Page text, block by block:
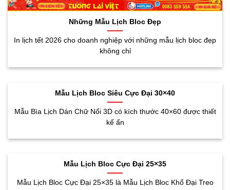
Những Mẫu Lịch Bloc Đẹp
In lịch tết 2026 cho doanh nghiệp với những mẫu lịch bloc đẹp
không chỉ
Mẫu Lịch Bloc Siêu Cực Đại 30×40
Mẫu Bìa Lịch Dán Chữ Nổi 3D có kích thước 40×60 được thiết
kế ấn
Mẫu Lịch Bloc Cực Đại 25×35
Mẫu Lịch Bloc Cực Đại 25×35 là Mẫu Lịch Bloc Khổ Đại Treo